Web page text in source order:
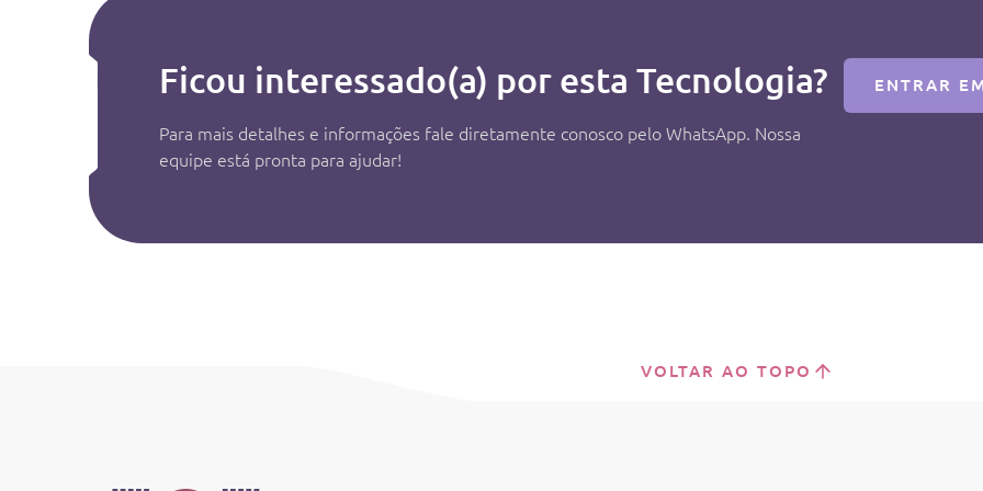
Ficou interessado(a) por esta Tecnologia?
Para mais detalhes e informações fale diretamente conosco pelo WhatsApp. Nossa
equipe está pronta para ajudar!
ENTRAR
VOLTAR AO TOPO